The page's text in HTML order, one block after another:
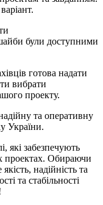
були доступними
готова надати
вибрати
проекту.
та оперативну
України.
які забезпечують
проектах. Обираючи
надійність та
та стабільності